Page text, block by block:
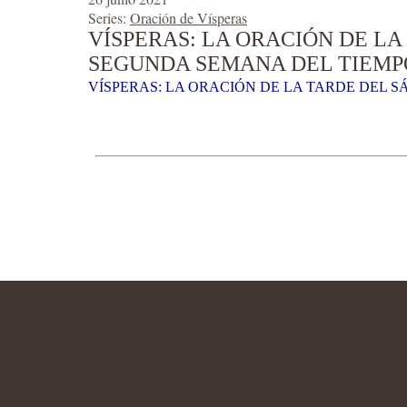
Series: Oración de Vísperas
VÍSPERAS: LA ORACIÓN DE
SEGUNDA SEMANA DEL
VÍSPERAS: LA ORACIÓN DE LA TARDE DEL